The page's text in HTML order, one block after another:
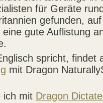
für Geräte
gefunden,
gute Auflistung
spricht, findet
mit Dragon
ich mit Dragon